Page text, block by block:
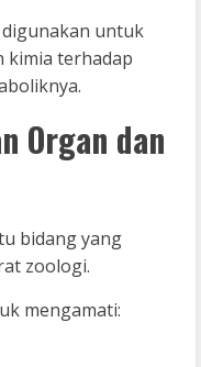
untuk
kimia terhadap
Organ dan
bidang yang
zoologi.
mengamati: